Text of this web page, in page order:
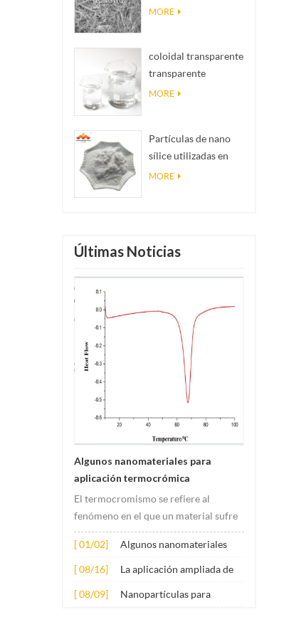
NanOwires Ninws
MORE
coloidal transparente
transparente
antibacteriano nano
MORE
Partículas de nano
sílice utilizadas en
resina epoxi, polvo
MORE
Últimas Noticias
Algunos nanomateriales para
aplicación termocrómica
El termocromismo se refiere al
fenómeno en el que un material sufre
cambios de color debido a cambios de
temperatura. Este cambio suele ser
causado por cambios en la estructura
Su principio de aplicación involucr...
[ 01/02]
Algunos nanomateriales
[ 08/16]
La aplicación ampliada de
[ 08/09]
Nanopartículas para